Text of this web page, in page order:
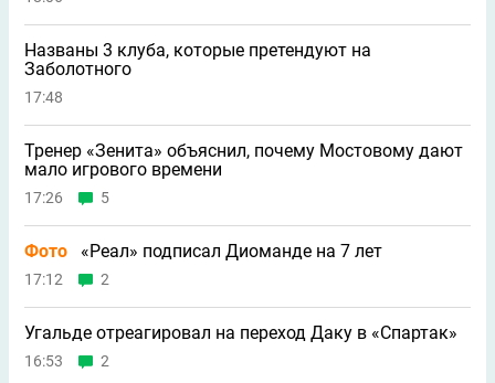
Названы 3 клуба, которые претендуют на
Заболотного
17:48
Тренер «Зенита» объяснил, почему Мостовому дают
мало игрового времени
17:26 5
Фото «Реал» подписал Диоманде на 7 лет
17:12 2
Угальде отреагировал на переход Даку в «Спартак»
16:53 2